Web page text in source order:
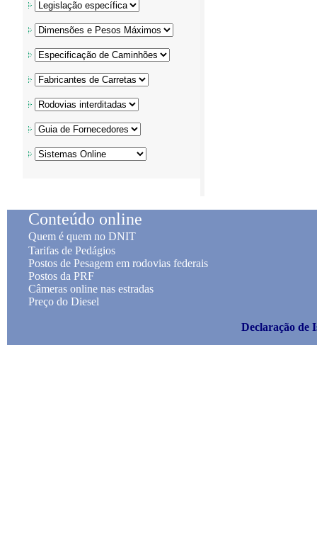
Conteúdo online
Quem é quem no DNIT
Tarifas de Pedágios
Postos de Pesagem em rodovias federais
Postos da PRF
Câmeras online nas estradas
Preço do Diesel
Declaração de